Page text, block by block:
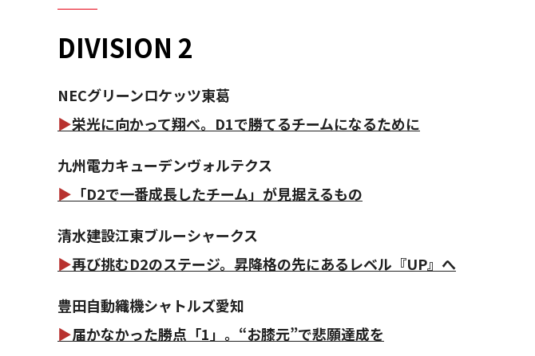
DIVISION 2
NECグリーンロケッツ東葛
▶栄光に向かって翔べ。D1で勝てるチームになるために
九州電力キューデンヴォルテクス
▶ 「D2で一番成長したチーム」が見据えるもの
清水建設江東ブルーシャークス
▶再び挑むD2のステージ。昇降格の先にあるレベル『UP』へ
豊田自動織機シャトルズ愛知
▶届かなかった勝点「1」。“お膝元”で悲願達成を